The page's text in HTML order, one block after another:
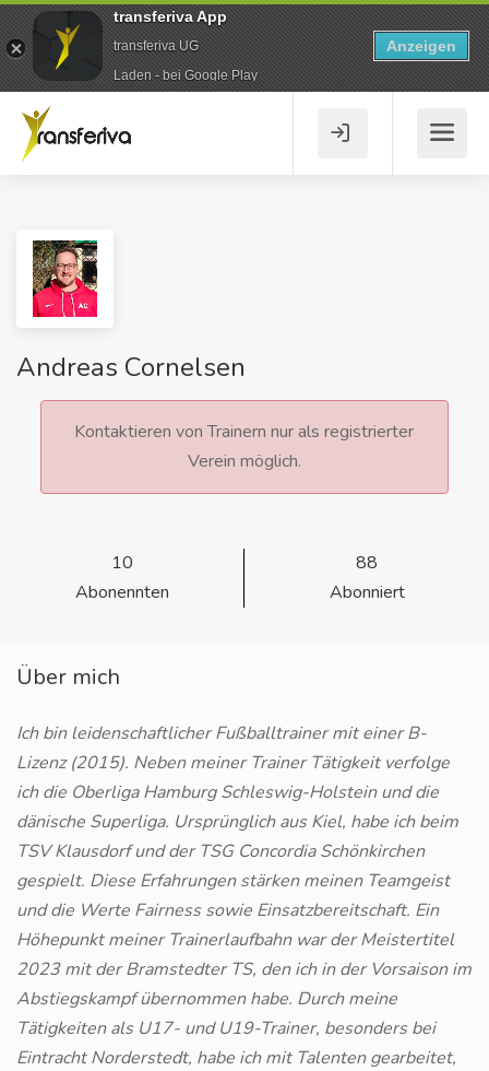
Andreas Cornelsen
Kontaktieren von Trainern nur als registrierter
Verein möglich.
10
Abonennten
88
Abonniert
Über mich
Ich bin leidenschaftlicher Fußballtrainer mit einer B-
Lizenz (2015). Neben meiner Trainer Tätigkeit verfolge
ich die Oberliga Hamburg Schleswig-Holstein und die
dänische Superliga. Ursprünglich aus Kiel, habe ich beim
TSV Klausdorf und der TSG Concordia Schönkirchen
gespielt. Diese Erfahrungen stärken meinen Teamgeist
und die Werte Fairness sowie Einsatzbereitschaft. Ein
Höhepunkt meiner Trainerlaufbahn war der Meistertitel
2023 mit der Bramstedter TS, den ich in der Vorsaison im
Abstiegskampf übernommen habe. Durch meine
Tätigkeiten als U17- und U19-Trainer, besonders bei
Eintracht Norderstedt, habe ich mit Talenten gearbeitet,
transferiva App
transferiva UG
Laden - bei Google Play
Anzeigen